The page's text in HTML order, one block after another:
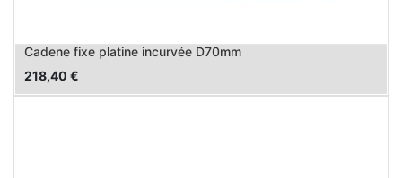
Cadene fixe platine incurvée D70mm
218,40 €